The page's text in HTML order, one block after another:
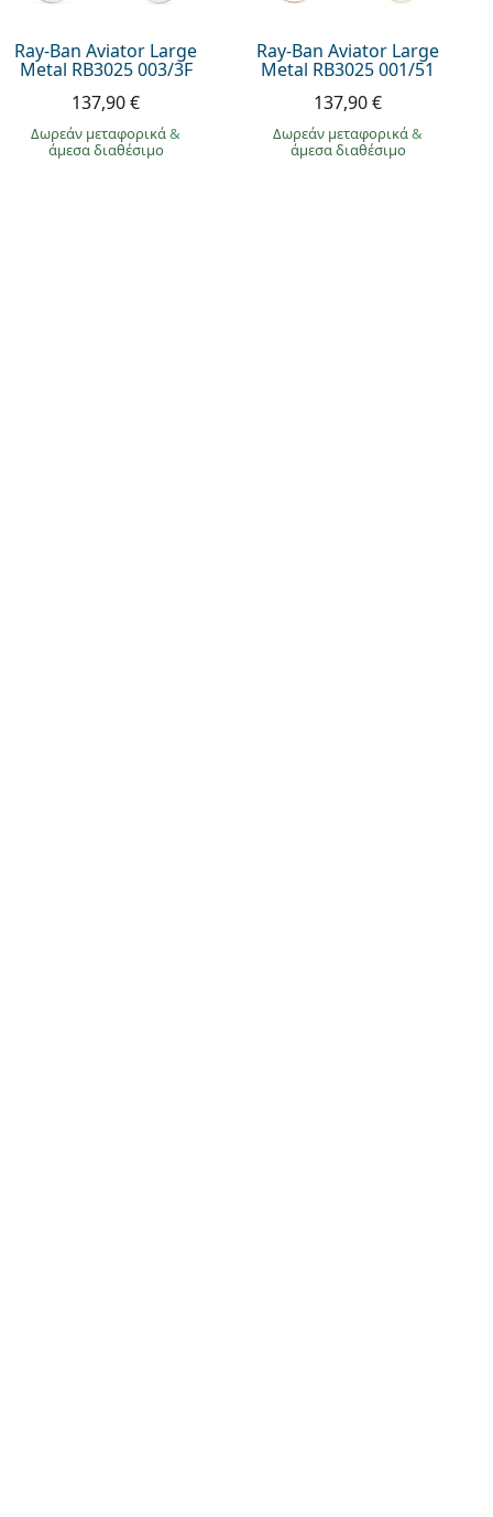
Ray-Ban Aviator Large
Metal RB3025 003/3F
137,90 €
Δωρεάν μεταφορικά&
άμεσα διαθέσιμο
Ray-Ban Aviator Large
Metal RB3025 001/51
137,90 €
Δωρεάν μεταφορικά&
άμεσα διαθέσιμο